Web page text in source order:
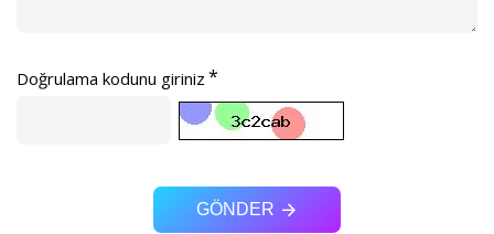
Doğrulama kodunu giriniz
GÖNDER